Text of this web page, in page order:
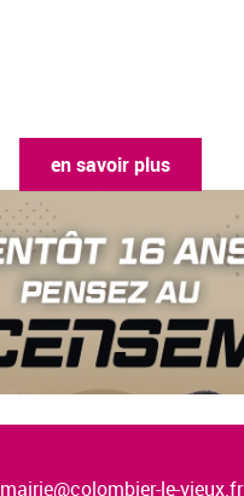
mairie@colombier-le-vieux.fr